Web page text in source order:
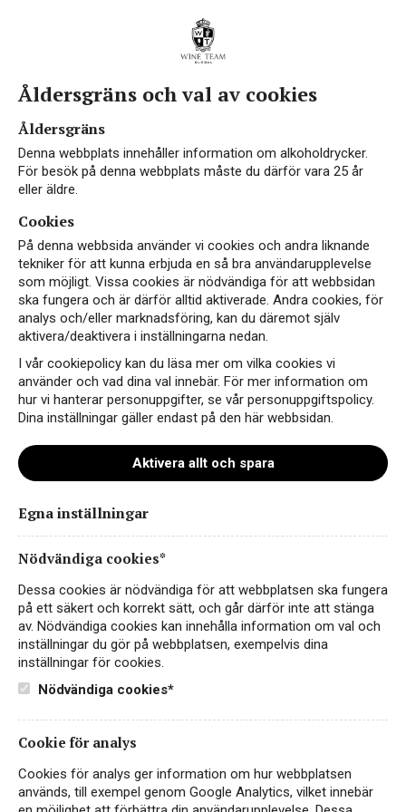
4X7A0316-Edit-2
Instagram
Facebook
Åldersgräns och val av cookies
Åldersgräns
Denna webbplats innehåller information om alkoholdrycker.
För besök på denna webbplats måste du därför vara 25 år
eller äldre.
Cookies
På denna webbsida använder vi cookies och andra liknande
tekniker för att kunna erbjuda en så bra användarupplevelse
som möjligt. Vissa cookies är nödvändiga för att webbsidan
ska fungera och är därför alltid aktiverade. Andra cookies, för
analys och/eller marknadsföring, kan du däremot själv
aktivera/deaktivera i inställningarna nedan.
I vår cookiepolicy kan du läsa mer om vilka cookies vi
använder och vad dina val innebär. För mer information om
hur vi hanterar personuppgifter, se vår personuppgiftspolicy.
Dina inställningar gäller endast på den här webbsidan.
Aktivera allt och spara
Egna inställningar
Nödvändiga cookies*
Dessa cookies är nödvändiga för att webbplatsen ska fungera
på ett säkert och korrekt sätt, och går därför inte att stänga
av. Nödvändiga cookies kan innehålla information om val och
inställningar du gör på webbplatsen, exempelvis dina
inställningar för cookies.
Nödvändiga cookies*
Cookie för analys
Cookies för analys ger information om hur webbplatsen
används, till exempel genom Google Analytics, vilket innebär